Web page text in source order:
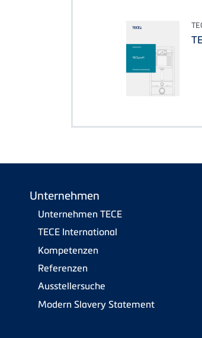
Unternehmen
Unternehmen TECE
TECE International
Kompetenzen
Referenzen
Ausstellersuche
Modern Slavery Statement